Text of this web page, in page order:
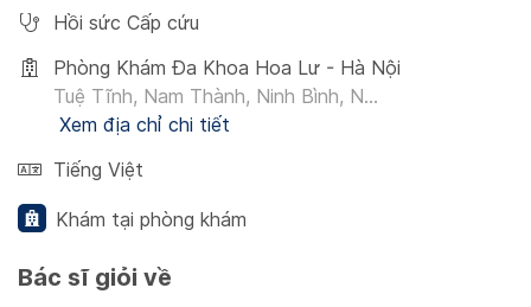
Hồi sức Cấp cứu
Phòng Khám Đa Khoa Hoa Lư - Hà Nội
Tuệ Tĩnh, Nam Thành, Ninh Bình, N...
Xem địa chỉ chi tiết
Tiếng Việt
Khám tại phòng khám
Bác sĩ giỏi về